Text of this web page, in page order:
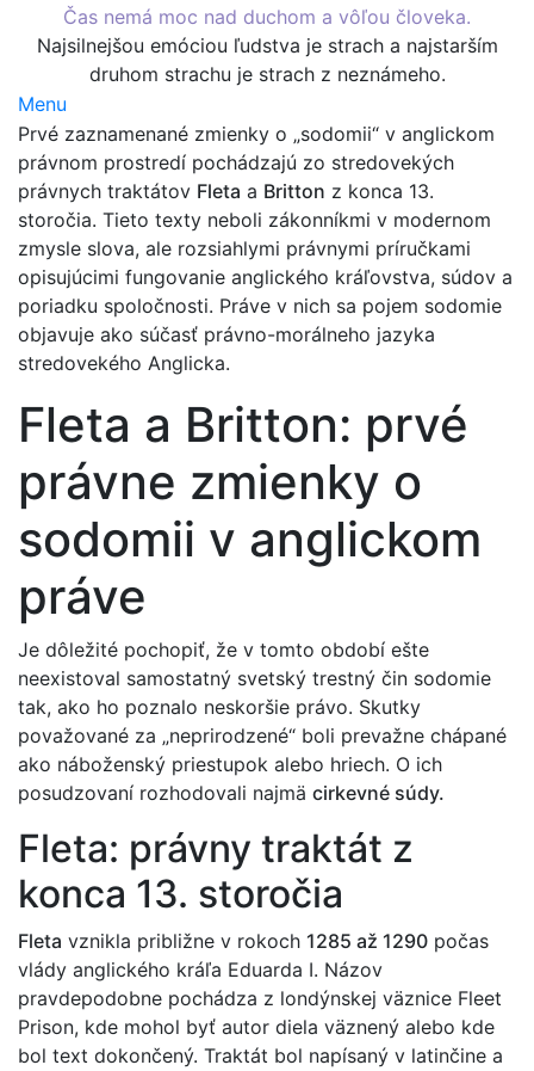
Čas nemá moc nad duchom a vôľou človeka.
Najsilnejšou emóciou ľudstva je strach a najstarším
druhom strachu je strach z neznámeho.
Menu
Prvé zaznamenané zmienky o „sodomii“ v anglickom
právnom prostredí pochádzajú zo stredovekých
právnych traktátov Fleta a Britton z konca 13.
storočia. Tieto texty neboli zákonníkmi v modernom
zmysle slova, ale rozsiahlymi právnymi príručkami
opisujúcimi fungovanie anglického kráľovstva, súdov a
poriadku spoločnosti. Práve v nich sa pojem sodomie
objavuje ako súčasť právno-morálneho jazyka
stredovekého Anglicka.
Fleta a Britton: prvé
právne zmienky o
sodomii v anglickom
práve
Je dôležité pochopiť, že v tomto období ešte
neexistoval samostatný svetský trestný čin sodomie
tak, ako ho poznalo neskoršie právo. Skutky
považované za „neprirodzené“ boli prevažne chápané
ako náboženský priestupok alebo hriech. O ich
posudzovaní rozhodovali najmä cirkevné súdy.
Fleta: právny traktát z
konca 13. storočia
Fleta vznikla približne v rokoch 1285 až 1290 počas
vlády anglického kráľa Eduarda I. Názov
pravdepodobne pochádza z londýnskej väznice Fleet
Prison, kde mohol byť autor diela väznený alebo kde
bol text dokončený. Traktát bol napísaný v latinčine a